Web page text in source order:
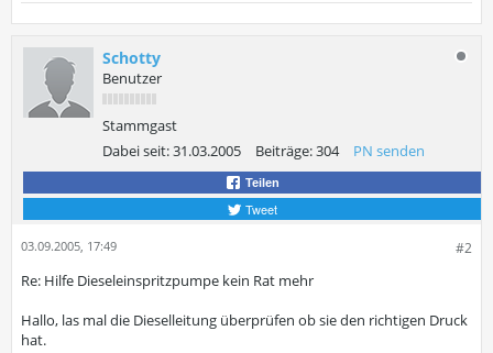
Schotty
Benutzer
Stammgast
Dabei seit:31.03.2005 Beiträge:304 PN senden
Teilen
Tweet
#2
03.09.2005, 17:49
Re: Hilfe Dieseleinspritzpumpe kein Rat mehr
Hallo, las mal die Dieselleitung überprüfen ob sie den richtigen Druck
hat.